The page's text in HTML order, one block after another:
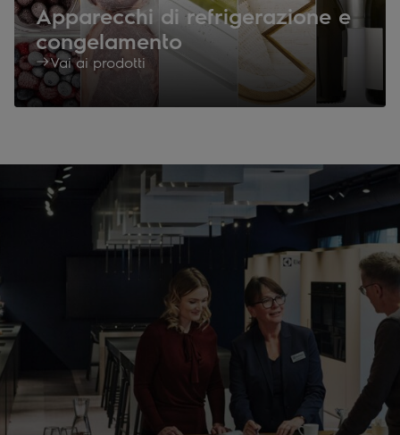
Apparecchi di refrigerazione e
congelamento
Vai ai prodotti